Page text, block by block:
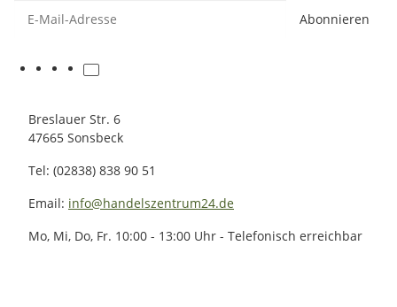
Abonnieren
Breslauer Str. 6
47665 Sonsbeck
Tel: (02838) 838 90 51
Email: info@handelszentrum24.de
Mo, Mi, Do, Fr. 10:00 - 13:00 Uhr - Telefonisch erreichbar